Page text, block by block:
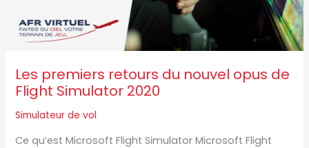
Les premiers retours du nouvel opus de
Flight Simulator 2020
Simulateur de vol
Ce qu’est Microsoft Flight Simulator Microsoft Flight
Simulator
2020